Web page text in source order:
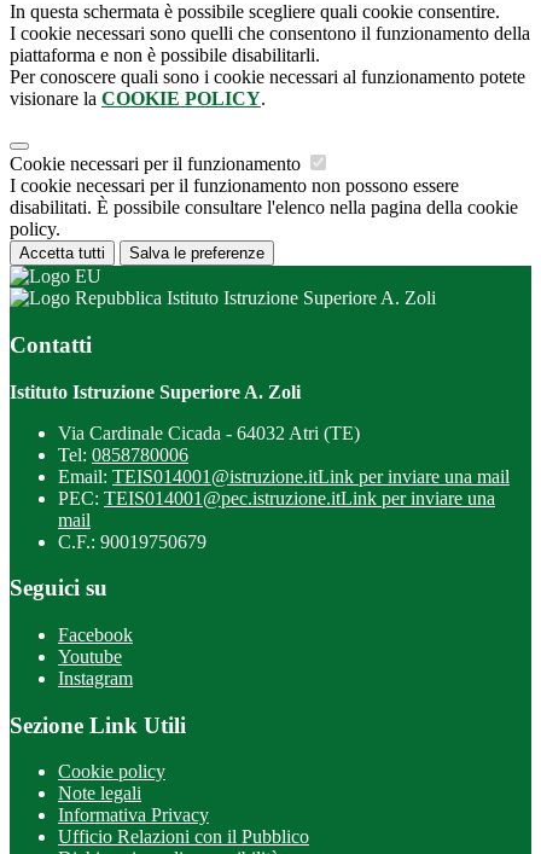
In questa schermata è possibile scegliere quali cookie consentire.
I cookie necessari sono quelli che consentono il funzionamento della
piattaforma e non è possibile disabilitarli.
Per conoscere quali sono i cookie necessari al funzionamento potete
visionare la COOKIE POLICY.
Cookie necessari per il funzionamento
I cookie necessari per il funzionamento non possono essere
disabilitati. È possibile consultare l'elenco nella pagina della cookie
policy.
Accetta tutti Salva le preferenze
Istituto Istruzione Superiore A. Zoli
Contatti
Istituto Istruzione Superiore A. Zoli
Via Cardinale Cicada - 64032 Atri (TE)
Tel: 0858780006
Email: TEIS014001@istruzione.itLink per inviare una mail
PEC: TEIS014001@pec.istruzione.itLink per inviare una
mail
C.F.: 90019750679
Seguici su
Facebook
Youtube
Instagram
Sezione Link Utili
Cookie policy
Note legali
Informativa Privacy
Ufficio Relazioni con il Pubblico